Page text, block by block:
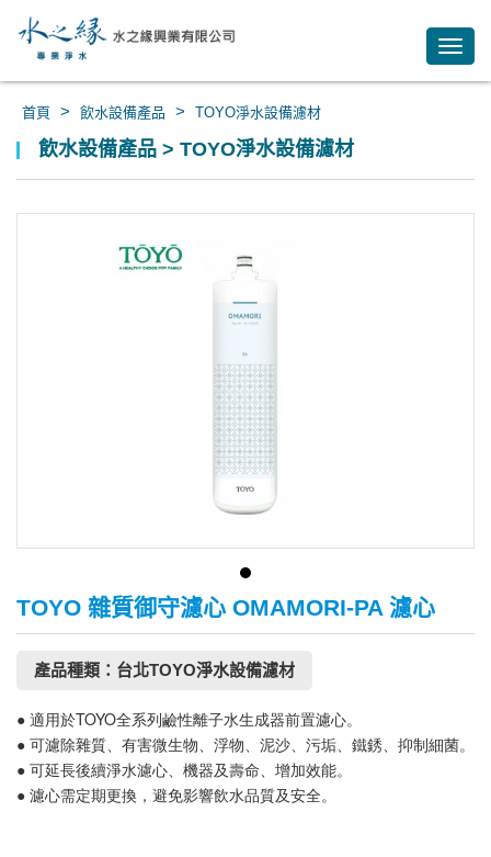
首頁 > 飲水設備產品 > TOYO淨水設備濾材
飲水設備產品 > TOYO淨水設備濾材
TOYO 雜質御守濾心 OMAMORI-PA 濾心
產品種類：台北TOYO淨水設備濾材
● 適用於TOYO全系列鹼性離子水生成器前置濾心。
● 可濾除雜質、有害微生物、浮物、泥沙、污垢、鐵銹、抑制細菌。
● 可延長後續淨水濾心、機器及壽命、增加效能。
● 濾心需定期更換，避免影響飲水品質及安全。